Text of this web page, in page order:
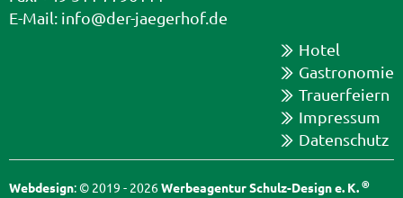
E-Mail: info@der-jaegerhof.de
Hotel
Gastronomie
Trauerfeiern
Impressum
Datenschutz
Webdesign: © 2019 - 2026Werbeagentur Schulz-Design e. K.®